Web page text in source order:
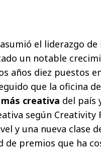
asumió el liderazgo de
un notable
años diez puestos
que la oficina
creativa del país
según Creativity
y una nueva clase
de premios que ha